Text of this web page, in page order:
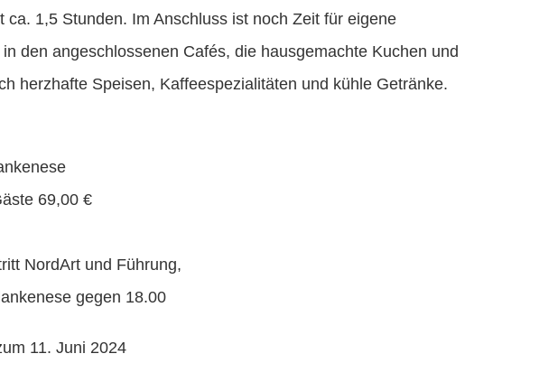
ca. 1,5 Stunden. Im Anschluss ist noch Zeit für eigene
den angeschlossenen Cafés, die hausgemachte Kuchen und
herzhafte Speisen, Kaffeespezialitäten und kühle Getränke.
69,00 €
NordArt und Führung,
gegen 18.00
11. Juni 2024